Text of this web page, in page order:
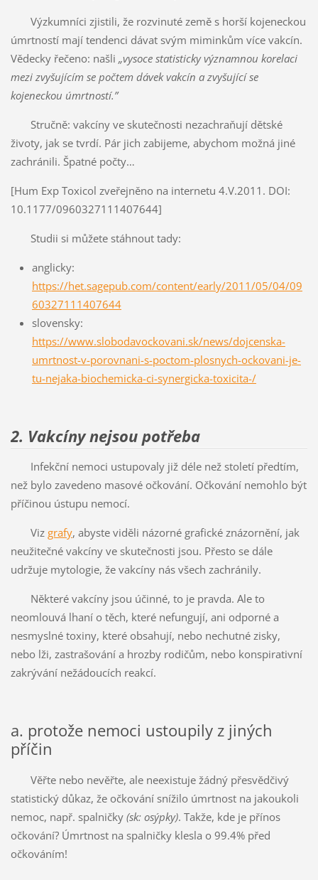
Výzkumníci zjistili, že rozvinuté země s horší kojeneckou
úmrtností mají tendenci dávat svým miminkům více vakcín.
Vědecky řečeno: našli „vysoce statisticky významnou korelaci
mezi zvyšujícím se počtem dávek vakcín a zvyšující se
kojeneckou úmrtností.”
Stručně: vakcíny ve skutečnosti nezachraňují dětské
životy, jak se tvrdí. Pár jich zabijeme, abychom možná jiné
zachránili. Špatné počty…
[Hum Exp Toxicol zveřejněno na internetu 4.V.2011. DOI:
10.1177/0960327111407644]
Studii si můžete stáhnout tady:
anglicky:
https://het.sagepub.com/content/early/2011/05/04/09
60327111407644
slovensky:
https://www.slobodavockovani.sk/news/dojcenska-
umrtnost-v-porovnani-s-poctom-plosnych-ockovani-je-
tu-nejaka-biochemicka-ci-synergicka-toxicita-/
2. Vakcíny nejsou potřeba
Infekční nemoci ustupovaly již déle než století předtím,
než bylo zavedeno masové očkování. Očkování nemohlo být
příčinou ústupu nemocí.
Viz grafy, abyste viděli názorné grafické znázornění, jak
neužitečné vakcíny ve skutečnosti jsou. Přesto se dále
udržuje mytologie, že vakcíny nás všech zachránily.
Některé vakcíny jsou účinné, to je pravda. Ale to
neomlouvá lhaní o těch, které nefungují, ani odporné a
nesmyslné toxiny, které obsahují, nebo nechutné zisky,
nebo lži, zastrašování a hrozby rodičům, nebo konspirativní
zakrývání nežádoucích reakcí.
a. protože nemoci ustoupily z jiných
příčin
Věřte nebo nevěřte, ale neexistuje žádný přesvědčivý
statistický důkaz, že očkování snížilo úmrtnost na jakoukoli
nemoc, např. spalničky (sk: osýpky). Takže, kde je přínos
očkování? Úmrtnost na spalničky klesla o 99.4% před
očkováním!